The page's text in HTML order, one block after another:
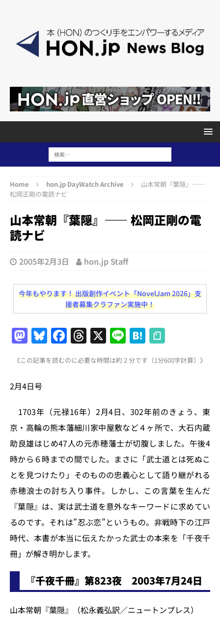
Home hon.jp DayWatch Archive
山本常朝『葉隠』――
松岡正剛の電読ナビ
山本常朝『葉隠』―― 松岡正剛の電
読ナビ
2005年2月3日 hon.jp Staff
今年もやります！ 出版創作イベント「NovelJam 2026」支
援者募集クラファン実施中！
M
a
st
o
o
n
Bl
u
e
y
F
a
c
o
o
k
T
h
re
s
X Li
n
e
H
at
e
《この記事を読むのに必要な時間は約 2 分です（1分600字計算）》
2月4日号
1703年（元禄16年）2月4日、302年前のきょう、東
京・高輪の熊本藩細川家中屋敷など４ヶ所で、大石内蔵
助良雄はじめ47人の元赤穂藩士が切腹しました。午後4
時から６時までの間でした。まさに「武士道とは死ぬこ
とを見つけたり」そのものの忠義心として語り継がれる
赤穂浪士の討ち入り事件。しかし、この言葉を生んだ
『葉隠』は、実は武士道を意外なキーワードに求めてい
るのです。それは”忍ぶ恋”というもの。非戦時下の江戸
時代、本書が本当に伝えたかった武士の本来を「千夜千
冊」が解き明かします。
『千夜千冊』第823夜 2003年7月24日
山本常朝『葉隠』（松永義弘訳／ニュートンプレス）